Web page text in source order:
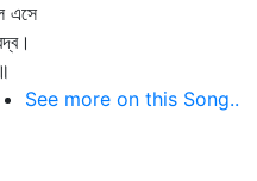
এসে
See more on this Song..